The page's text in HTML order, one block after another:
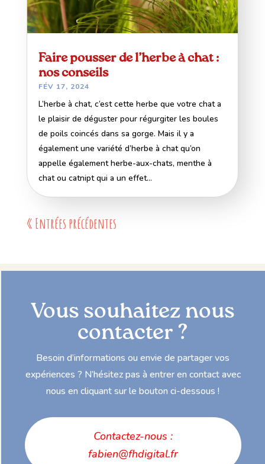
Faire pousser de l’herbe à chat :
nos conseils
FÉV 17, 2024
L’herbe à chat, c’est cette herbe que votre chat a
le plaisir de déguster pour régurgiter les boules
de poils coincés dans sa gorge. Mais il y a
également une variété d’herbe à chat qu’on
appelle également herbe-aux-chats, menthe à
chat ou catnipt qui a un effet...
« Entrées précédentes
Vous souhaitez nous
contacter ?
Besoin d’informations ou envie de partager vos
expériences ? N’hésitez pas à entrer en contact avec
nous en cliquant sur le bouton ci-dessous !
Contactez-nous :
fabien@fhdigital.fr